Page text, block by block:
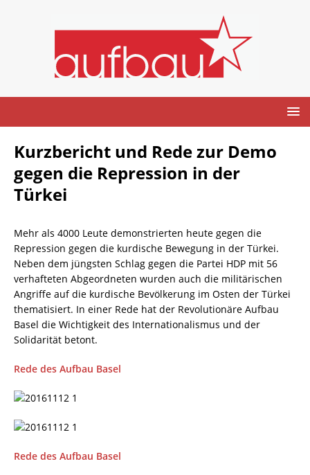
Kurzbericht und Rede zur Demo
gegen die Repression in der
Türkei
Mehr als 4000 Leute demonstrierten heute gegen die
Repression gegen die kurdische Bewegung in der Türkei.
Neben dem jüngsten Schlag gegen die Partei HDP mit 56
verhafteten Abgeordneten wurden auch die militärischen
Angriffe auf die kurdische Bevölkerung im Osten der Türkei
thematisiert. In einer Rede hat der Revolutionäre Aufbau
Basel die Wichtigkeit des Internationalismus und der
Solidarität betont.
Rede des Aufbau Basel
Rede des Aufbau Basel